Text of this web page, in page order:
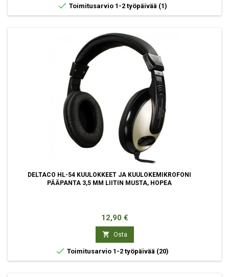
 Toimitusarvio 1-2 työpäivää (1)
DELTACO HL-54 KUULOKKEET JA KUULOKEMIKROFONI
PÄÄPANTA 3,5 MM LIITIN MUSTA, HOPEA
Hinta
12,90 €
 Osta
 Toimitusarvio 1-2 työpäivää (20)